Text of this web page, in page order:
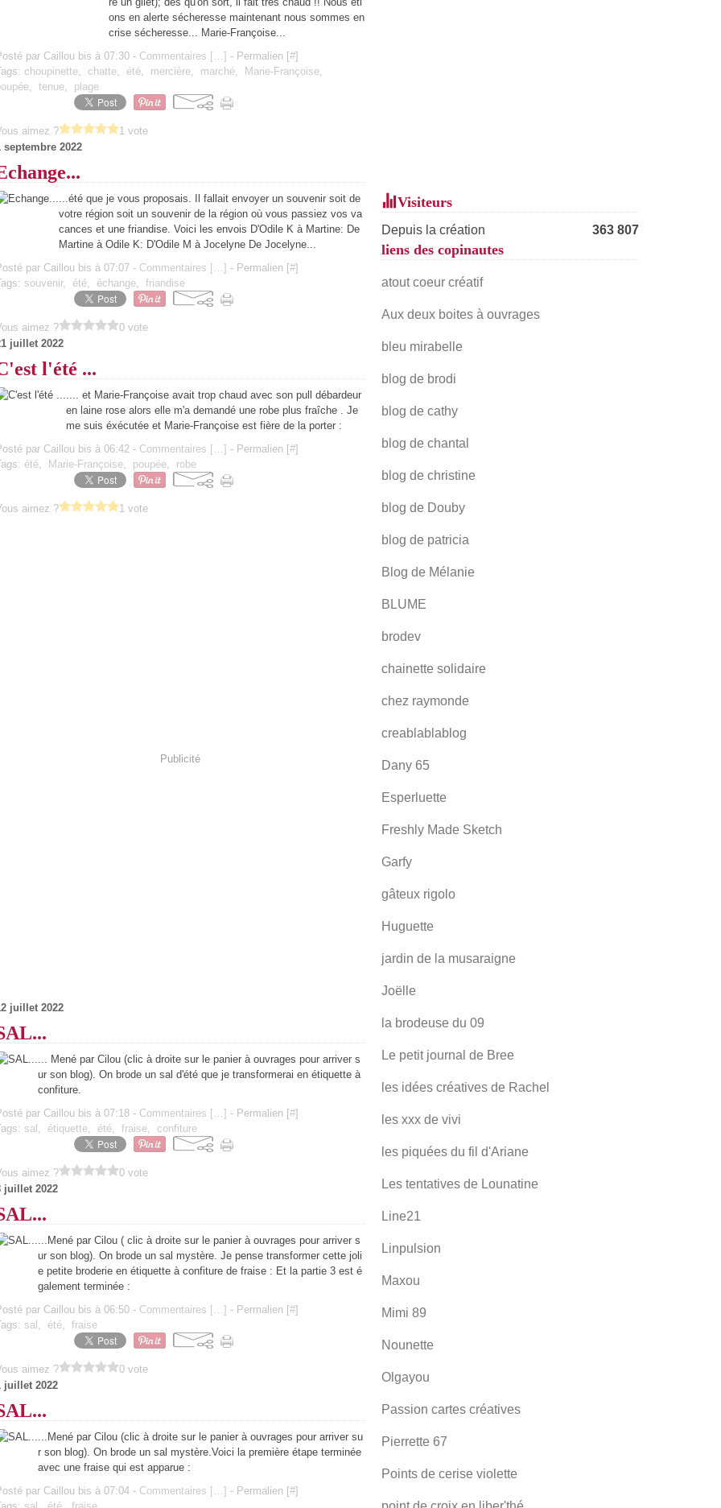
ons en alerte sécheresse maintenant nous sommes en
crise sécheresse... Marie-Françoise...
par Caillou bis à 07:30 - Commentaires [ …] - Permalien [#]
choupinette, chatte, été, mercière, marché, Marie-Françoise,
, tenue, plage
aimez ?
1 vote
septembre 2022
...été que je vous proposais. Il fallait envoyer un souvenir soit de
votre région soit un souvenir de la région où vous passiez vos va
cances et une friandise. Voici les envois D'Odile K à Martine: De
Martine à Odile K: D'Odile M à Jocelyne De Jocelyne...
par Caillou bis à 07:07 - Commentaires [ …] - Permalien [#]
souvenir, été, échange, friandise
aimez ?
0 vote
juillet 2022
l'été ...
.... et Marie-Françoise avait trop chaud avec son pull débardeur
en laine rose alors elle m'a demandé une robe plus fraîche . Je
me suis éxécutée et Marie-Françoise est fière de la porter :
par Caillou bis à 06:42 - Commentaires [ …] - Permalien [#]
été, Marie-Françoise, poupée, robe
aimez ? 1 vote
Publicité
juillet 2022
... Mené par Cilou (clic à droite sur le panier à ouvrages pour arriver s
ur son blog). On brode un sal d'été que je transformerai en étiquette à
confiture.
par Caillou bis à 07:18 - Commentaires [ …] - Permalien [#]
sal , étiquette, été, fraise, confiture
aimez ?
0 vote
juillet 2022
...Mené par Cilou ( clic à droite sur le panier à ouvrages pour arriver s
ur son blog). On brode un sal mystère. Je pense transformer cette joli
e petite broderie en étiquette à confiture de fraise : Et la partie 3 est é
galement terminée :
par Caillou bis à 06:50 - Commentaires [ …] - Permalien [#]
sal , été, fraise
aimez ?
0 vote
juillet 2022
...Mené par Cilou (clic à droite sur le panier à ouvrages pour arriver su
r son blog). On brode un sal mystère.Voici la première étape terminée
avec une fraise qui est apparue :
par Caillou bis à 07:04 - Commentaires [ …] - Permalien [#]
Visiteurs
Depuis la création 363 807
liens des copinautes
atout coeur créatif
Aux deux boites à ouvrages
bleu mirabelle
blog de brodi
blog de cathy
blog de chantal
blog de christine
blog de Douby
blog de patricia
Blog de Mélanie
BLUME
brodev
chainette solidaire
chez raymonde
creablablablog
Dany 65
Esperluette
Freshly Made Sketch
Garfy
gâteux rigolo
Huguette
jardin de la musaraigne
Joëlle
la brodeuse du 09
Le petit journal de Bree
les idées créatives de Rachel
les xxx de vivi
les piquées du fil d'Ariane
Les tentatives de Lounatine
Line21
Linpulsion
Maxou
Mimi 89
Nounette
Olgayou
Passion cartes créatives
Pierrette 67
Points de cerise violette